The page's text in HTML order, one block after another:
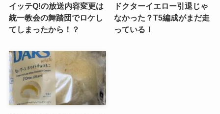
イッテQ!の放送内容変更は
統一教会の舞踏団でロケし
てしまったから！？
ドクターイエロー引退じゃ
なかった？T5編成がまだ走
っている！